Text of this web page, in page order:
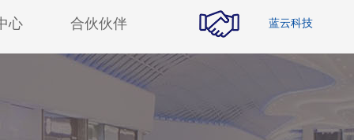
蓝云科技
心 合伙伙伴